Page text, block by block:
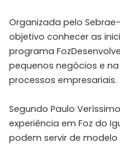
Organizada pelo
objetivo conhecer as
programa
pequenos negócios e
processos empresariais.
Segundo Paulo
experiência em Foz do
podem servir de modelo